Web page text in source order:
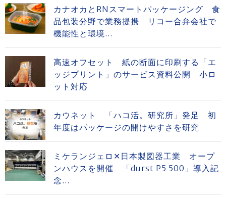
カナオカとRNスマートパッケージング 食
品包装分野で業務提携 リコー合弁会社で
機能性と環境...
高速オフセット 紙の断面に印刷する「エ
ッジプリント」のサービス資料公開 小ロ
ット対応
カウネット 「ハコ活。研究所」発足 初
年度はパッケージの開けやすさを研究
ミケランジェロ✕日本製図器工業 オープ
ンハウスを開催 「durst P5 500」導入記
念...